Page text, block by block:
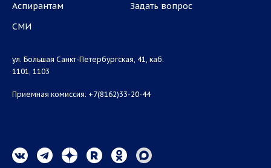
Аспирантам
СМИ
Задать вопрос
ул. Большая Санкт-Петербургская, 41, каб.
1101, 1103
Приемная комиссия: +7(8162)33-20-44